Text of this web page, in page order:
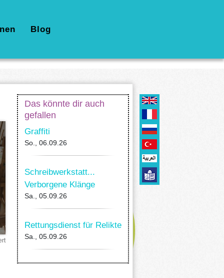
Blog
Das könnte dir auch
gefallen
Graffiti
So., 06.09.26
Schreibwerkstatt...
Verborgene Klänge
Sa., 05.09.26
Rettungsdienst für Relikte
Sa., 05.09.26